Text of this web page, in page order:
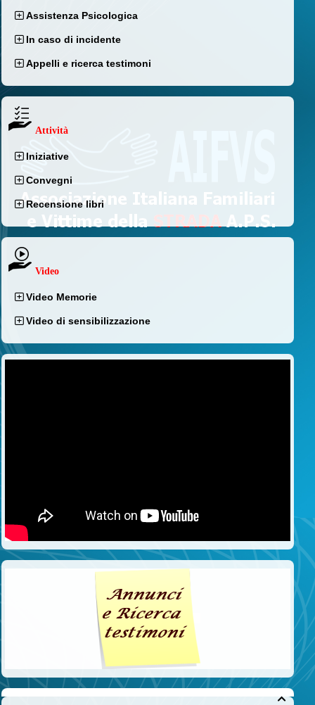
Assistenza Psicologica
In caso di incidente
Appelli e ricerca testimoni
Attività
Iniziative
Convegni
Recensione libri
Video
Video Memorie
Video di sensibilizzazione
